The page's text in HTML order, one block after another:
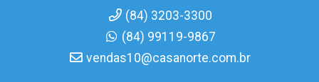
(84) 3203-3300
(84) 99119-9867
vendas10@casanorte.com.br